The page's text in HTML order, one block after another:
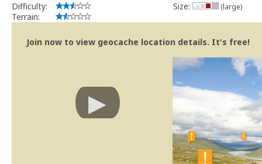
Difficulty:
Terrain:
Size: (large)
Join now to view geocache location details. It's free!